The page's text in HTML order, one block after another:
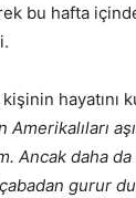
bu hafta
hayatını
Amerikalıları
Ancak daha
gurur